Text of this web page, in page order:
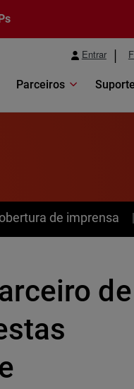
Entrar
Parceiros Suporte
de imprensa
de